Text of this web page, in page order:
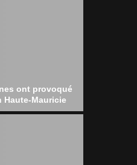
ont provoqué
Mauricie